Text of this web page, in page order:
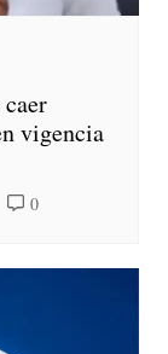
vigencia
0